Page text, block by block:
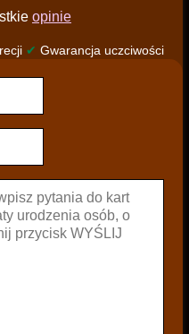
opinie
✔ Gwarancja uczciwości